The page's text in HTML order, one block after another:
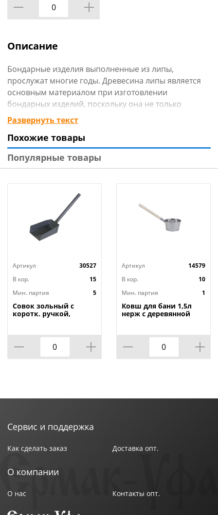
Описание
Бондарные изделия выполненные из липы,
прослужат многие годы. Древесина липы является
основным материалом при изготовлении
бондарных изделий, поскольку она не только
обладает уникальными целебными свойствами, но и
способна сохранять комфортную температуру в
самой жаркой парной. Вид индивидуальной
упаковки: отсутствует и пр.
Развернуть текст
Похожие товары
Популярные товары
Артикул
30527
В кор.
15
Мин. партия
5
Совок зольный с
коротк. ручкой,
Артикул
14579
В кор.
10
Мин. партия
1
Ковш для бани 1,5л
нерж с деревянной
Сервис и поддержка
Как сделать заказ Доставка опт.
О компании
О нас Контакты опт.